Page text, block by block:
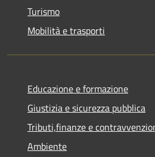
Turismo
Mobilità e trasporti
Educazione e formazione
Giustizia e sicurezza pubblica
Tributi,finanze e
Ambiente